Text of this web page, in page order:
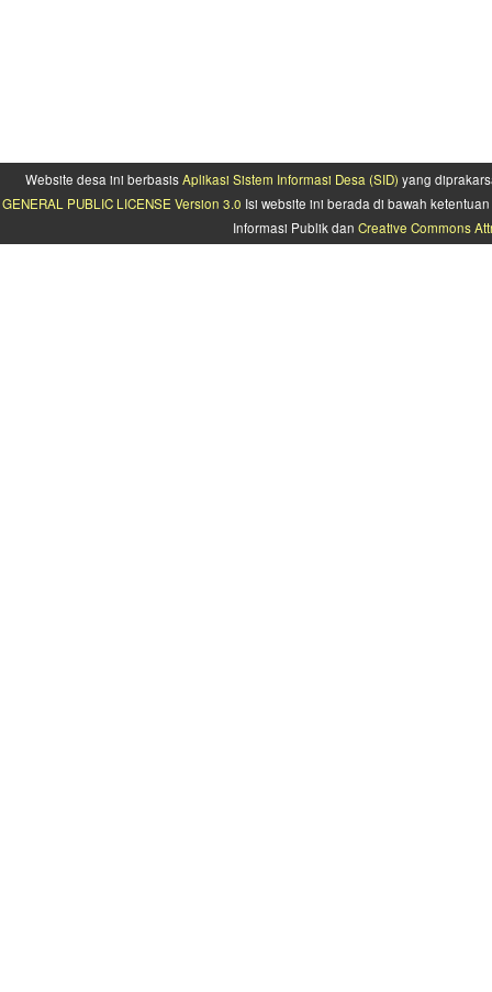
Website desa ini berbasisAplikasi Sistem Informasi Desa (SID) yang
GENERAL PUBLIC LICENSE Version 3.0 Isi website ini berada di bawah
Informasi Publik dan Creative Commons